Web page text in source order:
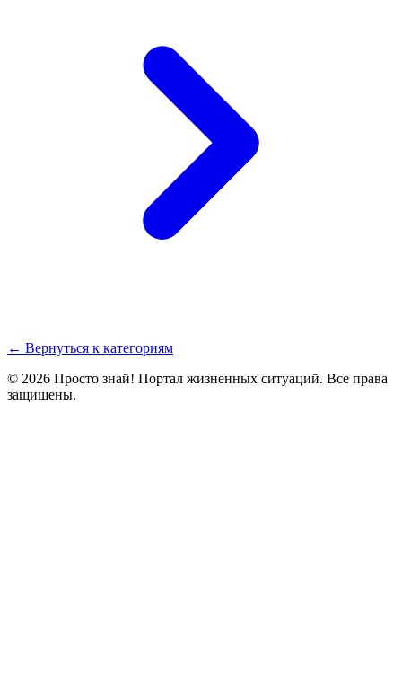
← Вернуться к категориям
© 2026 Просто знай! Портал жизненных ситуаций. Все права
защищены.